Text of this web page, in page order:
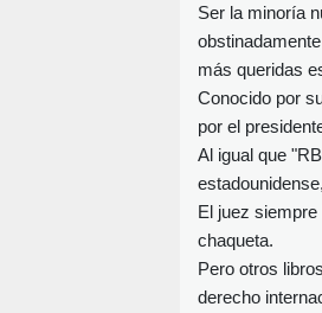
Ser la minoría
más queridas
Conocido por
por el
Al igual que
El juez
chaqueta.
Pero otros
derecho